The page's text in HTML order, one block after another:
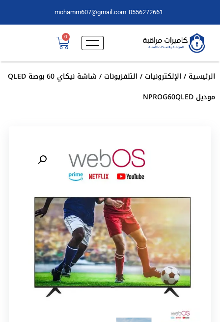
0556272661
mohamm607@gmail.com
0
الرئيسية/ الإلكترونيات/ التلفزيونات
/ شاشة نيكاي 60 بوصة QLED
موديل NPROG60QLED